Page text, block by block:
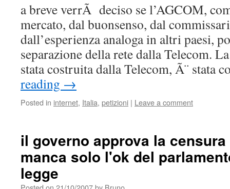
a breve verrÃ deciso se l’AGCOM,
mercato, dal buonsenso, dal
dall’esperienza analoga in altri paesi,
separazione della rete dalla Telecom.
stata costruita dalla Telecom, Ã¨ stata
reading →
Posted in internet, Italia, petizioni | Leave a comment
il governo approva la
manca solo l'ok del
legge